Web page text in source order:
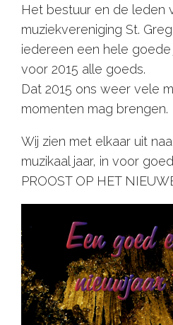
Het bestuur en de leden
muziekvereniging St.
iedereen een hele goede
voor 2015 alle goeds.
Dat 2015 ons weer vele
momenten mag brengen.
Wij zien met elkaar uit
muzikaal jaar, in voor
PROOST OP HET